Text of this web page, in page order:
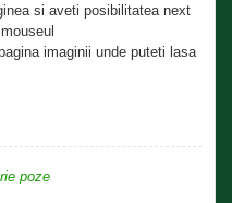
si aveti posibilitatea next
imaginii unde puteti lasa
poze